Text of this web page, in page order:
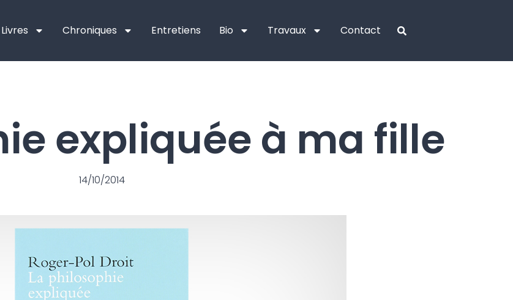
Livres Chroniques Entretiens Bio Travaux Contact
expliquée à ma fille
14/10/2014